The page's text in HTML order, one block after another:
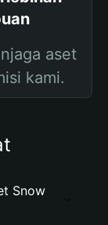
aset
kami.
Snow